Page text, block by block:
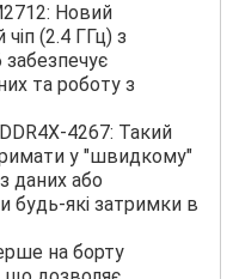
Новий
(2.4 ГГц) з
та роботу з
4267: Такий
у "швидкому"
даних або
будь-які затримки в
на борту